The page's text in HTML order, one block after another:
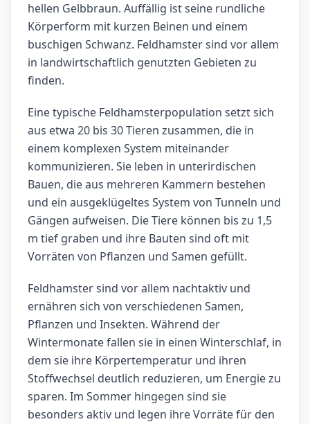
hellen Gelbbraun. Auffällig ist seine rundliche
Körperform mit kurzen Beinen und einem
buschigen Schwanz. Feldhamster sind vor allem
in landwirtschaftlich genutzten Gebieten zu
finden.
Eine typische Feldhamsterpopulation setzt sich
aus etwa 20 bis 30 Tieren zusammen, die in
einem komplexen System miteinander
kommunizieren. Sie leben in unterirdischen
Bauen, die aus mehreren Kammern bestehen
und ein ausgeklügeltes System von Tunneln und
Gängen aufweisen. Die Tiere können bis zu 1,5
m tief graben und ihre Bauten sind oft mit
Vorräten von Pflanzen und Samen gefüllt.
Feldhamster sind vor allem nachtaktiv und
ernähren sich von verschiedenen Samen,
Pflanzen und Insekten. Während der
Wintermonate fallen sie in einen Winterschlaf, in
dem sie ihre Körpertemperatur und ihren
Stoffwechsel deutlich reduzieren, um Energie zu
sparen. Im Sommer hingegen sind sie
besonders aktiv und legen ihre Vorräte für den